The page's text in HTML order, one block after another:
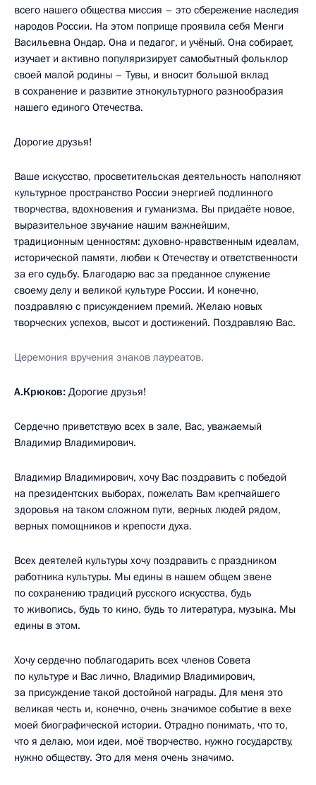
всего нашего общества миссия – это сбережение наследия
народов России. На этом поприще проявила себя Менги
Васильевна Ондар. Она и педагог, и учёный. Она собирает,
изучает и активно популяризирует самобытный фольклор
своей малой родины – Тувы, и вносит большой вклад
в сохранение и развитие этнокультурного разнообразия
нашего единого Отечества.
Дорогие друзья!
Ваше искусство, просветительская деятельность наполняют
культурное пространство России энергией подлинного
творчества, вдохновения и гуманизма. Вы придаёте новое,
выразительное звучание нашим важнейшим,
традиционным ценностям: духовно-нравственным идеалам,
исторической памяти, любви к Отечеству и ответственности
за его судьбу. Благодарю вас за преданное служение
своему делу и великой культуре России. И конечно,
поздравляю с присуждением премий. Желаю новых
творческих успехов, высот и достижений. Поздравляю Вас.
Церемония вручения знаков лауреатов.
А.Крюков: Дорогие друзья!
Сердечно приветствую всех в зале, Вас, уважаемый
Владимир Владимирович.
Владимир Владимирович, хочу Вас поздравить с победой
на президентских выборах, пожелать Вам крепчайшего
здоровья на таком сложном пути, верных людей рядом,
верных помощников и крепости духа.
Всех деятелей культуры хочу поздравить с праздником
работника культуры. Мы едины в нашем общем звене
по сохранению традиций русского искусства, будь
то живопись, будь то кино, будь то литература, музыка. Мы
едины в этом.
Хочу сердечно поблагодарить всех членов Совета
по культуре и Вас лично, Владимир Владимирович,
за присуждение такой достойной награды. Для меня это
великая честь и, конечно, очень значимое событие в вехе
моей биографической истории. Отрадно понимать, что то,
что я делаю, мои идеи, моё творчество, нужно государству,
нужно обществу. Это для меня очень значимо.